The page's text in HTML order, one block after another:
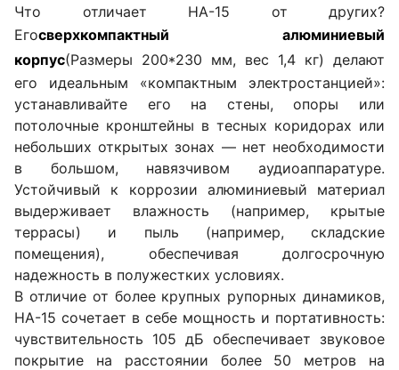
Что отличает HA-15 от других?
Егосверхкомпактный алюминиевый
корпус(Размеры 200*230 мм, вес 1,4 кг) делают
его идеальным «компактным электростанцией»:
устанавливайте его на стены, опоры или
потолочные кронштейны в тесных коридорах или
небольших открытых зонах — нет необходимости
в большом, навязчивом аудиоаппаратуре.
Устойчивый к коррозии алюминиевый материал
выдерживает влажность (например, крытые
террасы) и пыль (например, складские
помещения), обеспечивая долгосрочную
надежность в полужестких условиях.
В отличие от более крупных рупорных динамиков,
HA-15 сочетает в себе мощность и портативность:
чувствительность 105 дБ обеспечивает звуковое
покрытие на расстоянии более 50 метров на